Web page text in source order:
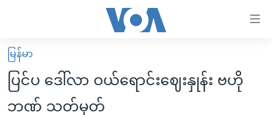
လွယ်ကူ
စေ
မူလစာမျက်နှာ
မြန်မာ
ကမ္ဘာ့သတင်းများ
မြန်မာ
ပြင်ပ ဒေါ်လာ ဝယ်ရောင်းဈေးနှုန်း ဗဟို
ဘဏ် သတ်မှတ်